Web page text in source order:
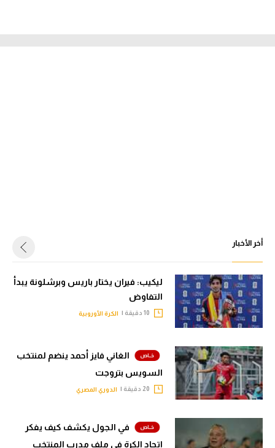
أخر الأخبار
ليكيب: فيران يختار باريس وبرشلونة يبدأ
التفاوض
الكرة الأوروبية
الغاني فايز أحمد ينضم لمنتخب
السويس بتروجت
الدوري المصري
في الجول يكشف كيف يفكر
اتحاد الكرة في ملف مدرب المنتخب